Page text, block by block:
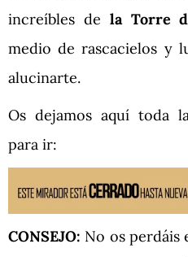
increíbles de la Torre
medio de rascacielos y
alucinarte.
Os dejamos aquí toda
para ir:
CONSEJO: No os perdáis